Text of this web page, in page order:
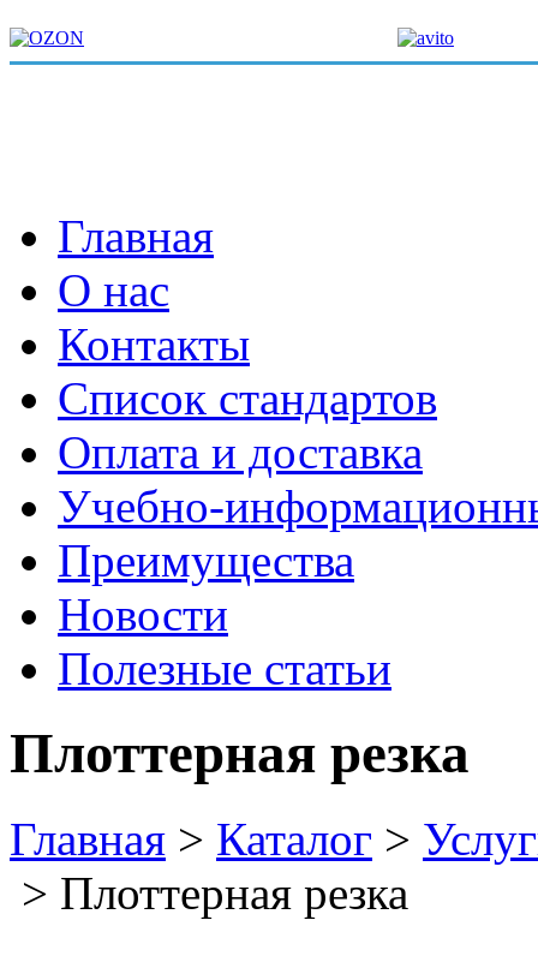
Главная
О нас
Контакты
Список стандартов
Оплата и доставка
Учебно-
Преимущества
Новости
Полезные статьи
Плоттерная резка
Главная > Каталог >
> Плоттерная резка